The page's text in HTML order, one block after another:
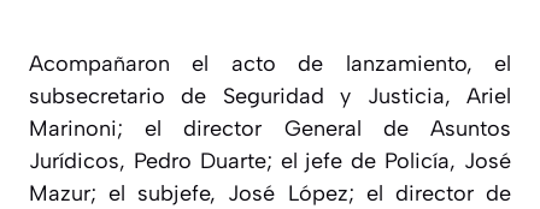
Acompañaron el acto de lanzamiento, el
subsecretario de Seguridad y Justicia, Ariel
Marinoni; el director General de Asuntos
Jurídicos, Pedro Duarte; el jefe de Policía, José
Mazur; el subjefe, José López; el director de